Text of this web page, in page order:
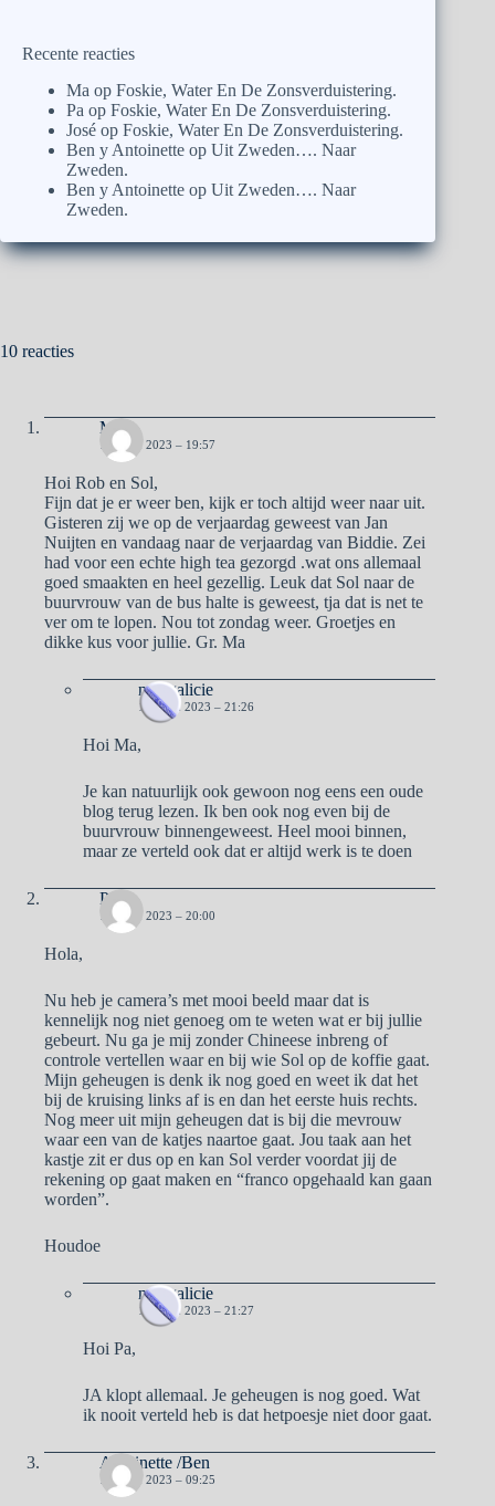
Recente reacties
Ma op Foskie, Water En De Zonsverduistering.
Pa op Foskie, Water En De Zonsverduistering.
José op Foskie, Water En De Zonsverduistering.
Ben y Antoinette op Uit Zweden…. Naar
Zweden.
Ben y Antoinette op Uit Zweden…. Naar
Zweden.
10 reacties
Ma
15 JUNI 2023 – 19:57
Hoi Rob en Sol,
Fijn dat je er weer ben, kijk er toch altijd weer naar uit.
Gisteren zij we op de verjaardag geweest van Jan
Nuijten en vandaag naar de verjaardag van Biddie. Zei
had voor een echte high tea gezorgd .wat ons allemaal
goed smaakten en heel gezellig. Leuk dat Sol naar de
buurvrouw van de bus halte is geweest, tja dat is net te
ver om te lopen. Nou tot zondag weer. Groetjes en
dikke kus voor jullie. Gr. Ma
naargalicie
15 JUNI 2023 – 21:26
Hoi Ma,
Je kan natuurlijk ook gewoon nog eens een oude
blog terug lezen. Ik ben ook nog even bij de
buurvrouw binnengeweest. Heel mooi binnen,
maar ze verteld ook dat er altijd werk is te doen
Pa
15 JUNI 2023 – 20:00
Hola,
Nu heb je camera’s met mooi beeld maar dat is
kennelijk nog niet genoeg om te weten wat er bij jullie
gebeurt. Nu ga je mij zonder Chineese inbreng of
controle vertellen waar en bij wie Sol op de koffie gaat.
Mijn geheugen is denk ik nog goed en weet ik dat het
bij de kruising links af is en dan het eerste huis rechts.
Nog meer uit mijn geheugen dat is bij die mevrouw
waar een van de katjes naartoe gaat. Jou taak aan het
kastje zit er dus op en kan Sol verder voordat jij de
rekening op gaat maken en “franco opgehaald kan gaan
worden”.
Houdoe
naargalicie
15 JUNI 2023 – 21:27
Hoi Pa,
JA klopt allemaal. Je geheugen is nog goed. Wat
ik nooit verteld heb is dat hetpoesje niet door gaat.
Antoinette /Ben
16 JUNI 2023 – 09:25